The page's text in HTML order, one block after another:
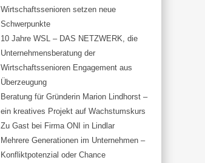
Wirtschaftssenioren setzen neue
Schwerpunkte
10 Jahre WSL – DAS NETZWERK, die
Unternehmensberatung der
Wirtschaftssenioren Engagement aus
Überzeugung
Beratung für Gründerin Marion Lindhorst –
ein kreatives Projekt auf Wachstumskurs
Zu Gast bei Firma ONI in Lindlar
Mehrere Generationen im Unternehmen –
Konfliktpotenzial oder Chance